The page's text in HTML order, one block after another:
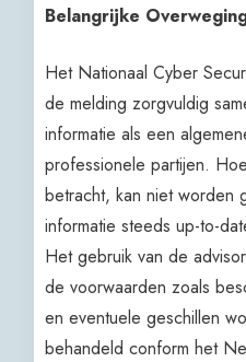
Belangrijke
Het Nationaal Cyber
de melding zorgvuldig
informatie als een
professionele partijen.
betracht, kan niet worden
informatie steeds up-to-
Het gebruik van de
de voorwaarden zoals
en eventuele geschillen
behandeld conform het